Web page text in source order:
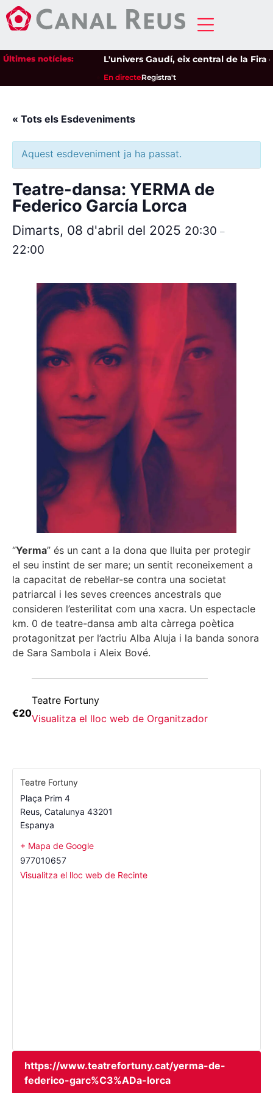
Últimes notícies: L'univers Gaudí, eix central de la Fira
En directeRegistra't
« Tots els Esdeveniments
Aquest esdeveniment ja ha passat.
Teatre-dansa: YERMA de
Federico García Lorca
Dimarts, 08 d'abril del 2025 20:30 –
22:00
“Yerma” és un cant a la dona que lluita per protegir
el seu instint de ser mare; un sentit reconeixement a
la capacitat de rebel·lar-se contra una societat
patriarcal i les seves creences ancestrals que
consideren l’esterilitat com una xacra. Un espectacle
km. 0 de teatre-dansa amb alta càrrega poètica
protagonitzat per l’actriu Alba Aluja i la banda sonora
de Sara Sambola i Aleix Bové.
€20
Teatre Fortuny
Visualitza el lloc web de Organitzador
Teatre Fortuny
Plaça Prim 4
Reus, Catalunya 43201
Espanya
+ Mapa de Google
977010657
Visualitza el lloc web de Recinte
https://www.teatrefortuny.cat/yerma-de-
federico-garc%C3%ADa-lorca